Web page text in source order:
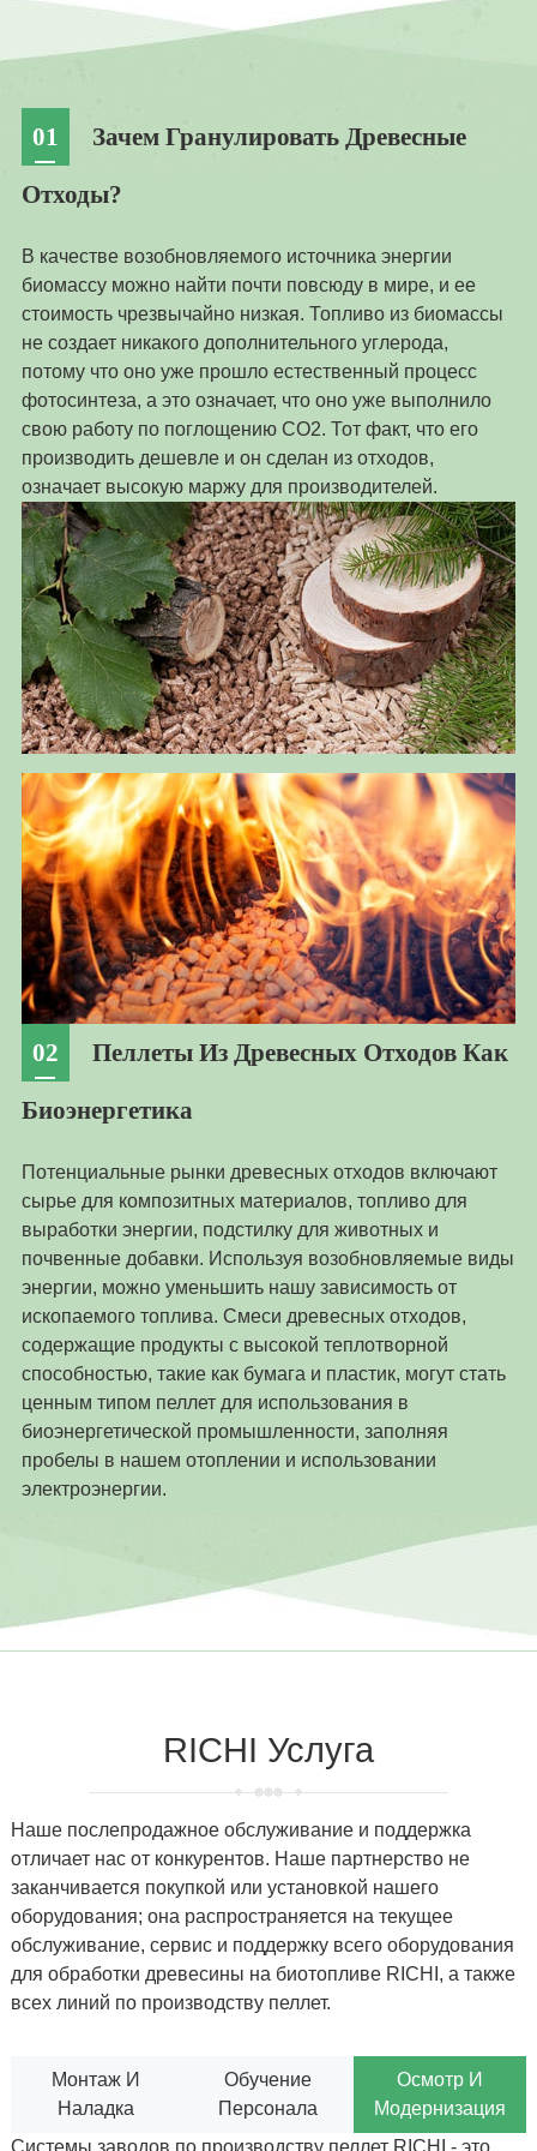
01 Зачем Гранулировать Древесные
Отходы?
В качестве возобновляемого источника энергии
биомассу можно найти почти повсюду в мире, и ее
стоимость чрезвычайно низкая. Топливо из биомассы
не создает никакого дополнительного углерода,
потому что оно уже прошло естественный процесс
фотосинтеза, а это означает, что оно уже выполнило
свою работу по поглощению CO2. Тот факт, что его
производить дешевле и он сделан из отходов,
означает высокую маржу для производителей.
02 Пеллеты Из Древесных Отходов Как
Биоэнергетика
Потенциальные рынки древесных отходов включают
сырье для композитных материалов, топливо для
выработки энергии, подстилку для животных и
почвенные добавки. Используя возобновляемые виды
энергии, можно уменьшить нашу зависимость от
ископаемого топлива. Смеси древесных отходов,
содержащие продукты с высокой теплотворной
способностью, такие как бумага и пластик, могут стать
ценным типом пеллет для использования в
биоэнергетической промышленности, заполняя
пробелы в нашем отоплении и использовании
электроэнергии.
RICHI Услуга
Наше послепродажное обслуживание и поддержка
отличает нас от конкурентов. Наше партнерство не
заканчивается покупкой или установкой нашего
оборудования; она распространяется на текущее
обслуживание, сервис и поддержку всего оборудования
для обработки древесины на биотопливе RICHI, а также
всех линий по производству пеллет.
Монтаж И
Наладка
Обучение
Персонала
Осмотр И
Модернизация